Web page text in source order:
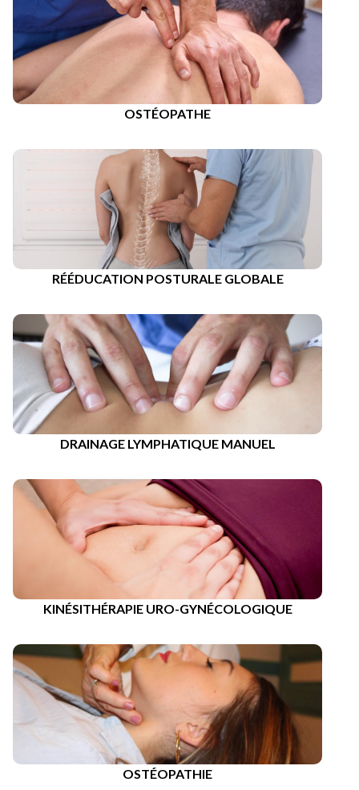
OSTÉOPATHE
RÉÉDUCATION POSTURALE GLOBALE
DRAINAGE LYMPHATIQUE MANUEL
KINÉSITHÉRAPIE URO-GYNÉCOLOGIQUE
OSTÉOPATHIE